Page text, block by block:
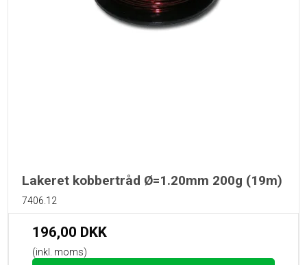
Lakeret kobbertråd Ø=1.20mm 200g (19m)
7406.12
196,00 DKK
(inkl. moms)